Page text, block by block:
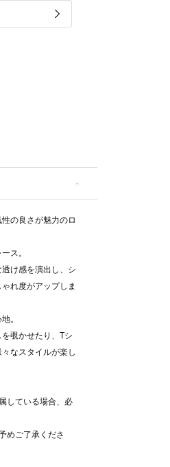
の良さが魅力のロ
ス。
け感を演出し、シ
れ度がアップしま
。
覗かせたり、Tシ
なスタイルが楽し
している場合、必
めご了承くださ